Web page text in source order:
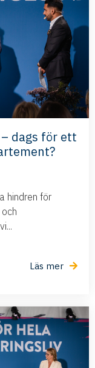
dags för ett
hindren för
Läs mer